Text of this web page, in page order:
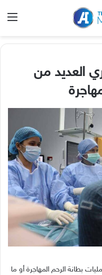
العديد من
بطانة الرحم المهاجرة أو ما